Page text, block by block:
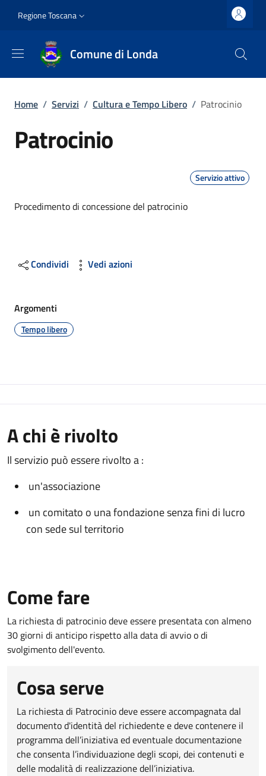
Slim top
Regione Toscana
Comune di Londa
Briciole di pane
Home / Servizi / Cultura e Tempo Libero / Patrocinio
Patrocinio
Servizio attivo
Dettagli
Procedimento di concessione del patrocinio
Condividi Vedi azioni
Argomenti
Tempo libero
A chi è rivolto
Il servizio può essere rivolto a :
un'associazione
un comitato o una fondazione senza fini di lucro
con sede sul territorio
Come fare
La richiesta di patrocinio deve essere presentata con almeno
30 giorni di anticipo rispetto alla data di avvio o di
svolgimento dell'evento.
Cosa serve
La richiesta di Patrocinio deve essere accompagnata dal
documento d'identità del richiedente e deve contenere il
programma dell’iniziativa ed eventuale documentazione
che consenta l’individuazione degli scopi, dei contenuti e
delle modalità di realizzazione dell’iniziativa.